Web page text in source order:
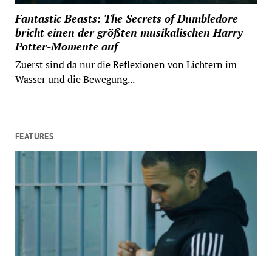
Fantastic Beasts: The Secrets of Dumbledore
bricht einen der größten musikalischen Harry
Potter-Momente auf
Zuerst sind da nur die Reflexionen von Lichtern im
Wasser und die Bewegung...
FEATURES